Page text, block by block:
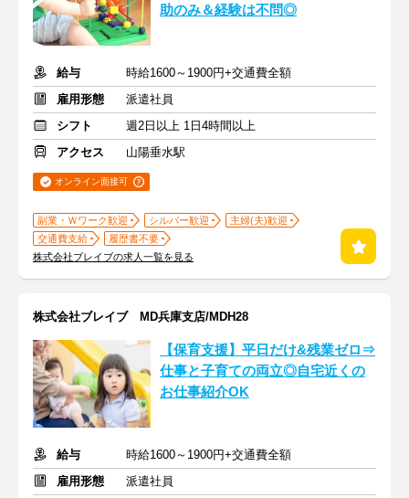
助のみ＆経験は不問◎
給与
時給1600～1900円+交通費全額
雇用形態
派遣社員
シフト
週2日以上 1日4時間以上
アクセス
山陽垂水駅
オンライン面接可
副業・Ｗワーク歓迎 シルバー歓迎
主婦(夫)歓迎
交通費支給
履歴書不要
株式会社ブレイブの求人一覧を見る
株式会社ブレイブ MD兵庫支店/MDH28
【保育支援】平日だけ&残業ゼロ⇒
仕事と子育ての両立◎自宅近くの
お仕事紹介OK
給与
時給1600～1900円+交通費全額
雇用形態
派遣社員